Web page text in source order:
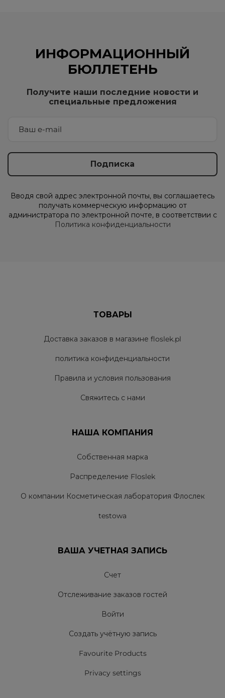
ИНФОРМАЦИОННЫЙ
БЮЛЛЕТЕНЬ
Получите наши последние новости и
специальные предложения
Вводя свой адрес электронной почты, вы соглашаетесь
получать коммерческую информацию от
администратора по электронной почте, в соответствии с
Политика конфиденциальности
ТОВАРЫ
Доставка заказов в магазине floslek.pl
политика конфиденциальности
Правила и условия пользования
Свяжитесь с нами
НАША КОМПАНИЯ
Собственная марка
Распределение Floslek
О компании Косметическая лаборатория Флослек
testowa
ВАША УЧЕТНАЯ ЗАПИСЬ
Счет
Отслеживание заказов гостей
Войти
Создать учётную запись
Favourite Products
Privacy settings